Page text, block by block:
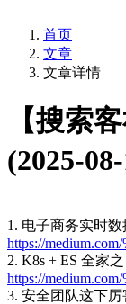
首页
文章
文章详情
【搜索
(2025-08-
1. 电子商务实时数
https://
2. K8s + ES 全家
https://
3. 安全团队这下